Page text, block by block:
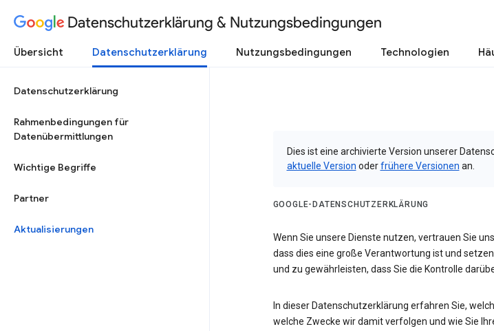
Datenschutzerklärung & Nutzungsbedingungen
Übersicht Datenschutzerklärung Nutzungsbedingungen Technologien
Datenschutzerklärung
Rahmenbedingungen für
Datenübermittlungen
Wichtige Begriffe
Partner
Aktualisierungen
Dies ist eine archivierte Version unserer
aktuelle Version oderfrühere Versionen an.
GOOGLE-DATENSCHUTZERKLÄRUNG
Wenn Sie unsere Dienste nutzen, vertrauen Sie
dass dies eine große Verantwortung ist und
und zu gewährleisten, dass Sie die Kontrolle
In dieser Datenschutzerklärung erfahren Sie,
welche Zwecke wir damit verfolgen und wie Sie